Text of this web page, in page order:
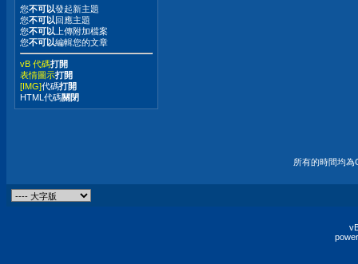
您不可以發起新主題
您不可以回應主題
您不可以 上傳附加檔案
您不可以編輯您的文章
vB 代碼打開
表情圖示打開
[IMG]代碼打開
HTML代碼關閉
所有的時間均為